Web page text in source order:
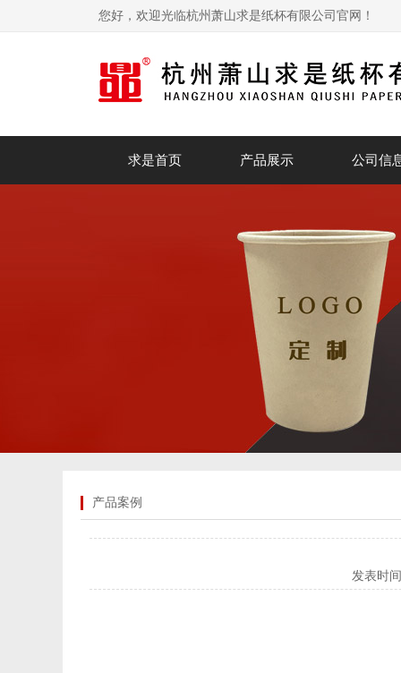
您好，欢迎光临杭州萧山求是纸杯有限公司官网！
求是首页 产品展示 公司信
产品案例
发表时